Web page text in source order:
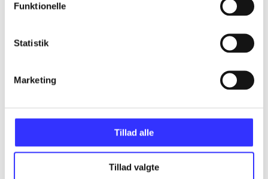
Funktionelle
Statistik
Marketing
Tillad alle
Tillad valgte
...